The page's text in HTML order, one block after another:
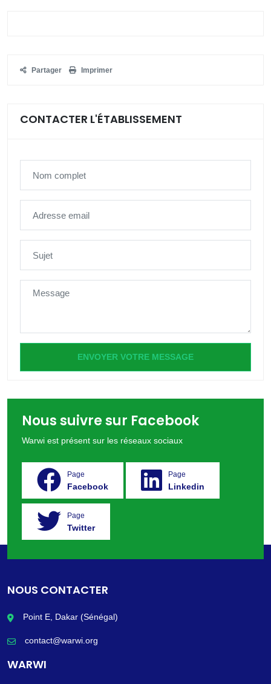
Partager Imprimer
CONTACTER L'ÉTABLISSEMENT
ENVOYER VOTRE MESSAGE
Nous suivre sur Facebook
Warwi est présent sur les réseaux sociaux
Page
Facebook
Page
Linkedin
Page
Twitter
NOUS CONTACTER
Point E, Dakar (Sénégal)
contact@warwi.org
WARWI